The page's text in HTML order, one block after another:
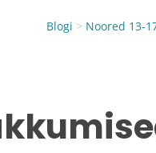
Blogi > Noored 13-